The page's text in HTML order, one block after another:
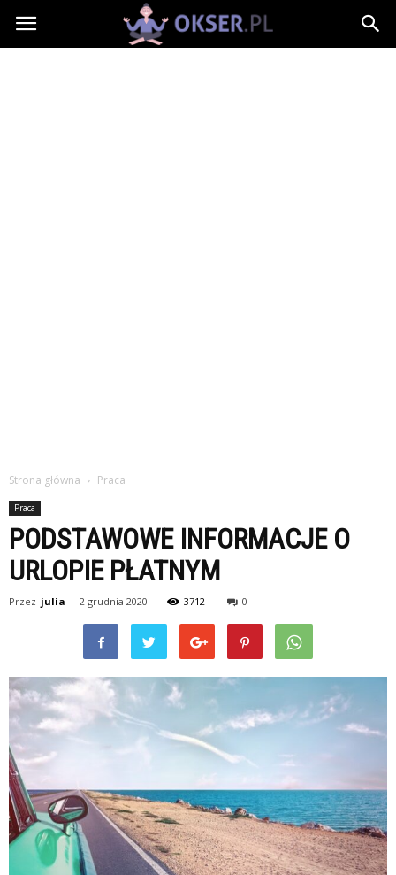
Okser.pl
Strona główna Praca
Praca
PODSTAWOWE INFORMACJE O
URLOPIE PŁATNYM
Przez julia - 2 grudnia 2020 3712 0